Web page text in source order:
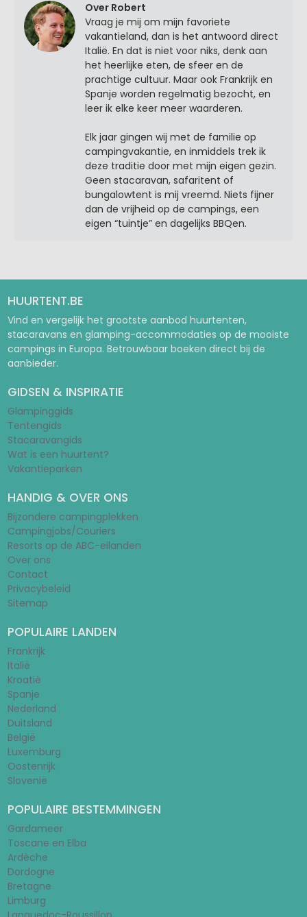
Over Robert
Vraag je mij om mijn favoriete
vakantieland, dan is het antwoord direct
Italië. En dat is niet voor niks, denk aan
het heerlijke eten, de sfeer en de
prachtige cultuur. Maar ook Frankrijk en
Spanje worden regelmatig bezocht, en
leer ik elke keer meer waarderen.
Elk jaar gingen wij met de familie op
campingvakantie, en inmiddels trek ik
deze traditie door met mijn eigen gezin.
Geen stacaravan, safaritent of
bungalowtent is mij vreemd. Niets fijner
dan de vrijheid op de campings, een
eigen “tuintje” en dagelijks BBQen.
HUURTENT.BE
Vind en vergelijk het grootste aanbod huurtenten,
stacaravans en glamping-accommodaties op de mooiste
campings in Europa. Betrouwbaar boeken direct bij de
aanbieder.
GIDSEN & INSPIRATIE
Glampinggids
Tentengids
Stacaravangids
Wat is een huurtent?
Vakantieparken
HANDIG & OVER ONS
Bijzondere campingplekken
Campingjobs/Couriers
Resorts op de ABC-eilanden
Over ons
Contact
Privacybeleid
Sitemap
POPULAIRE LANDEN
Frankrijk
Italië
Kroatië
Spanje
Nederland
Duitsland
België
Luxemburg
Oostenrijk
Slovenië
POPULAIRE BESTEMMINGEN
Gardameer
Toscane en Elba
Ardèche
Dordogne
Bretagne
Limburg